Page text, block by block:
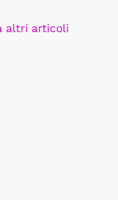
altri articoli